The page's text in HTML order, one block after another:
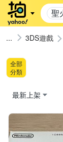
聖
錄
3DS遊戲
全部
分類
最新上架